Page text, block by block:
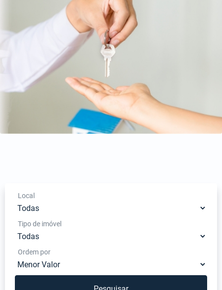
Local
Tipo de imóvel
Ordem por